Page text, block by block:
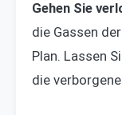
Gehen Sie
die Gassen
Plan. Lassen
die